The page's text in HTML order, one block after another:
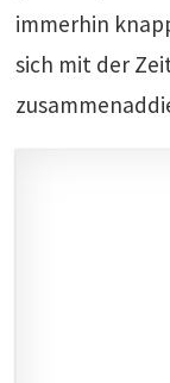
immerhin
sich mit der